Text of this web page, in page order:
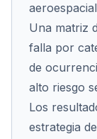
Una matriz
falla por
de
alto riesgo
Los
estrategia